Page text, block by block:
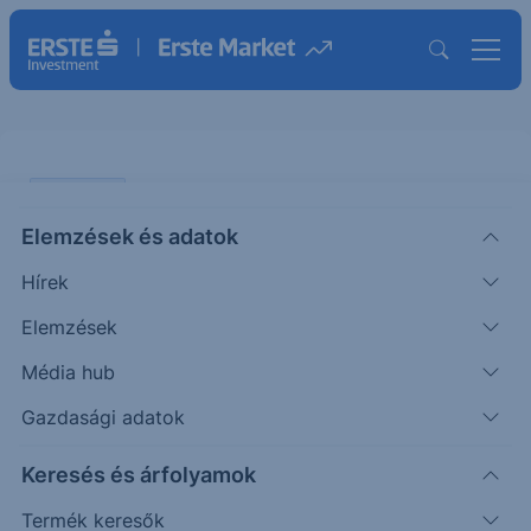
Elemzések és adatok
Hírek
Elemzések
Média hub
Gazdasági adatok
Keresés és árfolyamok
Termék keresők
milliárd forintos részvényesi
javadalmazás a Magyar
Telekomtól
ERSTE REGGELI